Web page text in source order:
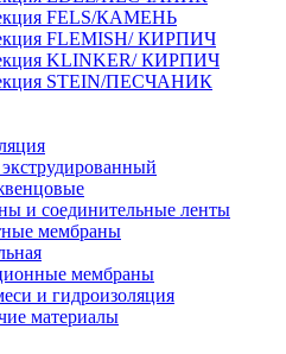
FELS/КАМЕНЬ
FLEMISH/ КИРПИЧ
KLINKER/ КИРПИЧ
STEIN/ПЕСЧАНИК
и соединительные ленты
мембраны
мембраны
и гидроизоляция
материалы